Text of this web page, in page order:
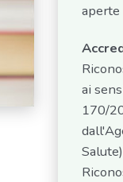
aperte
ai
170/